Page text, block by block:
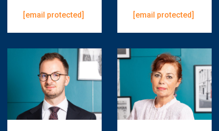
[email protected] [email protected]